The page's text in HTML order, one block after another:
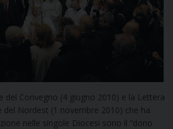
del Convegno (4 giugno 2010) e la Lettera
del Nordest (1 novembre 2010) che ha
nelle singole Diocesi sono il “dono